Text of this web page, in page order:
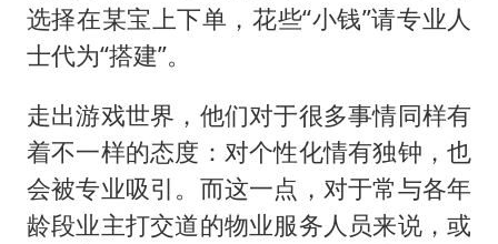
选择在某宝上下单，花些“小钱”请专业人
士代为“搭建”。
走出游戏世界，他们对于很多事情同样有
着不一样的态度：对个性化情有独钟，也
会被专业吸引。而这一点，对于常与各年
龄段业主打交道的物业服务人员来说，或